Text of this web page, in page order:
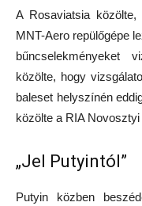
A Rosaviatsia
MNT-Aero repülőgépe
bűncselekményeket
közölte, hogy
baleset helyszínén
közölte a RIA
„Jel Putyintól”
Putyin közben